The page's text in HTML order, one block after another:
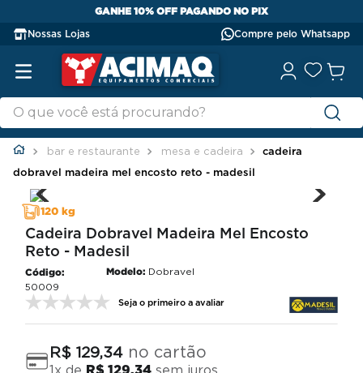
GANHE 10% OFF PAGANDO NO PIX
Nossas Lojas Compre pelo Whatsapp
bar e restaurante mesa e cadeira
cadeira
dobravel madeira mel encosto reto - madesil
120 kg
Cadeira Dobravel Madeira Mel Encosto
Reto - Madesil
50009
Modelo: Dobravel
Seja o primeiro a avaliar
R$ 129,34 no cartão
1 x de R$ 129,34 sem juros